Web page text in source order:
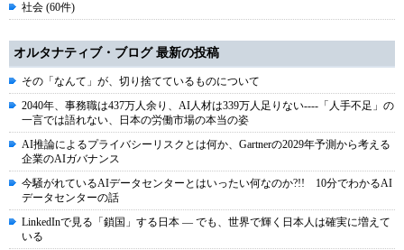
社会 (60件)
オルタナティブ・ブログ 最新の投稿
その「なんて」が、切り捨てているものについて
2040年、事務職は437万人余り、AI人材は339万人足りない----「人手不足」の
一言では語れない、日本の労働市場の本当の姿
AI推論によるプライバシーリスクとは何か、Gartnerの2029年予測から考える
企業のAIガバナンス
今騒がれているAIデータセンターとはいったい何なのか?!! 10分でわかるAI
データセンターの話
LinkedInで見る「鎖国」する日本 ― でも、世界で輝く日本人は確実に増えて
いる